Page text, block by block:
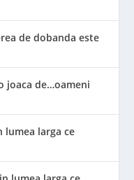
de dobanda este
joaca de…oameni
larga ce